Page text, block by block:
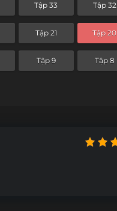
Tập 33 Tập 32
Tập 21 Tập 20
Tập 9 Tập 8